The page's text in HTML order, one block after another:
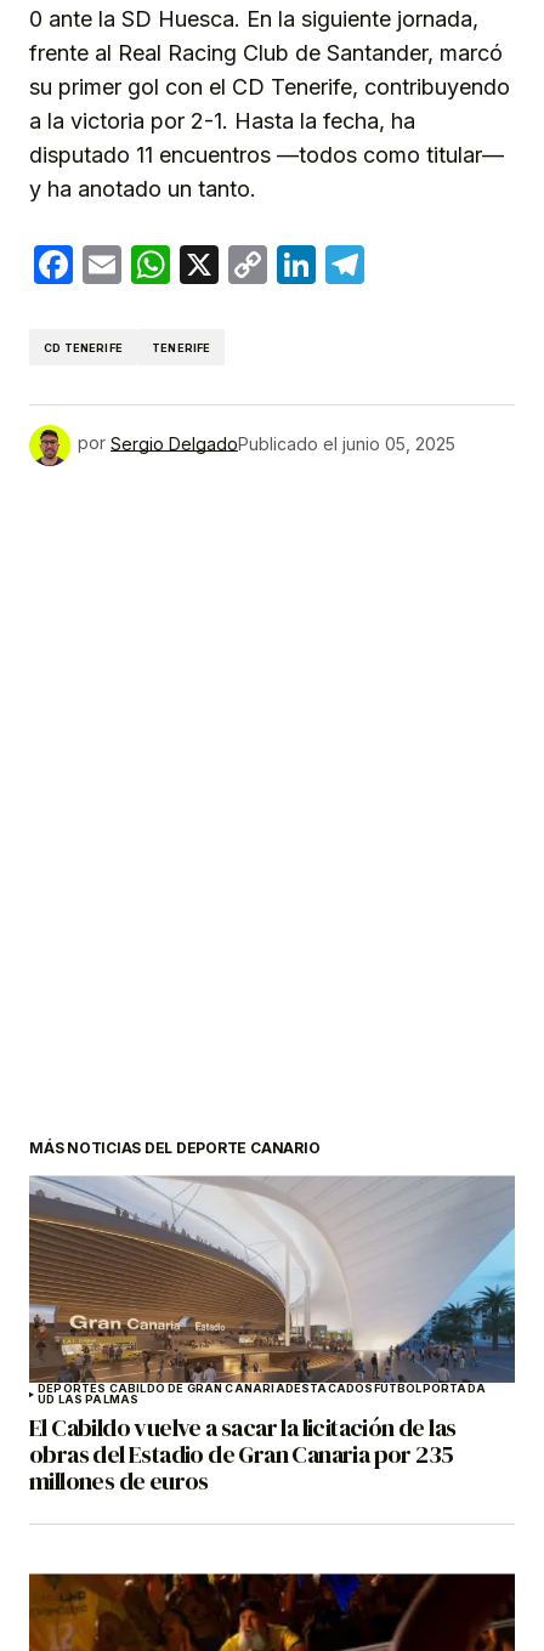
0 ante la SD Huesca. En la siguiente jornada,
frente al Real Racing Club de Santander, marcó
su primer gol con el CD Tenerife, contribuyendo
a la victoria por 2-1. Hasta la fecha, ha
disputado 11 encuentros —todos como titular—
y ha anotado un tanto.
Facebook
EmailWhatsApp
X
CopyLinkedIn
CD TENERIFE TENERIFE
por Sergio DelgadoPublicado el junio 05, 2025
MÁS NOTICIAS DEL DEPORTE CANARIO
DEPORTES CABILDO DE GRAN CANARIADESTACADOS FÚTBOL PORTADA
UD LAS PALMAS
El Cabildo vuelve a sacar la licitación de las
obras del Estadio de Gran Canaria por 235
millones de euros